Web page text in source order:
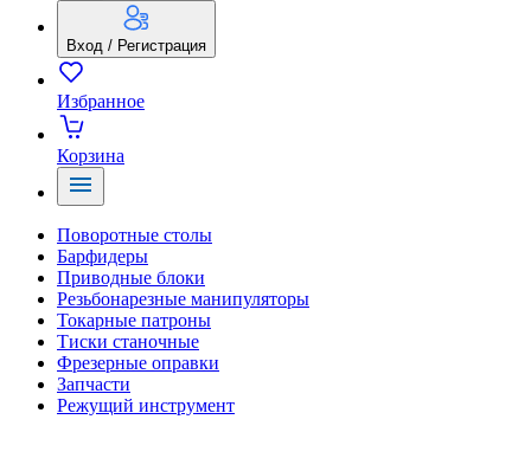
Вход / Регистрация
Избранное
Корзина
Поворотные столы
Барфидеры
Приводные блоки
Резьбонарезные манипуляторы
Токарные патроны
Тиски станочные
Фрезерные оправки
Запчасти
Режущий инструмент